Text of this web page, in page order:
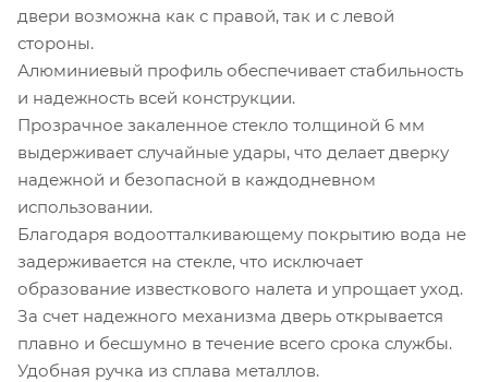
двери возможна как с правой, так и с левой
стороны.
Алюминиевый профиль обеспечивает стабильность
и надежность всей конструкции.
Прозрачное закаленное стекло толщиной 6 мм
выдерживает случайные удары, что делает дверку
надежной и безопасной в каждодневном
использовании.
Благодаря водоотталкивающему покрытию вода не
задерживается на стекле, что исключает
образование известкового налета и упрощает уход.
За счет надежного механизма дверь открывается
плавно и бесшумно в течение всего срока службы.
Удобная ручка из сплава металлов.